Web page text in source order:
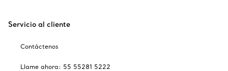
Servicio al cliente
Contáctenos
Llame ahora: 55 55281 5222